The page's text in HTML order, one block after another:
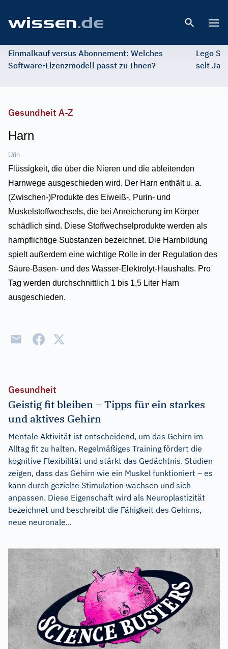
Einmalkauf versus Abonnement: Welches
Software-Lizenzmodell passt zu Ihnen?
Lego
seit
Gesundheit A-Z
Harn
Urin
Flüssigkeit, die über die Nieren und die ableitenden
Harnwege ausgeschieden wird. Der Harn enthält u. a.
(Zwischen-)Produkte des Eiweiß-, Purin- und
Muskelstoffwechsels, die bei Anreicherung im Körper
schädlich sind. Diese Stoffwechselprodukte werden als
harnpflichtige Substanzen bezeichnet. Die Harnbildung
spielt außerdem eine wichtige Rolle in der Regulation des
Säure-Basen- und des Wasser-Elektrolyt-Haushalts. Pro
Tag werden durchschnittlich 1 bis 1,5 Liter Harn
ausgeschieden.
Gesundheit
Geistig fit bleiben – Tipps für ein starkes
und aktives Gehirn
Mentale Aktivität ist entscheidend, um das Gehirn im
Alltag fit zu halten. Regelmäßiges Training fördert die
kognitive Flexibilität und stärkt das Gedächtnis. Studien
zeigen, dass das Gehirn wie ein Muskel funktioniert – es
kann durch gezielte Stimulation wachsen und sich
anpassen. Diese Eigenschaft wird als Neuroplastizität
bezeichnet und beschreibt die Fähigkeit des Gehirns,
neue neuronale...